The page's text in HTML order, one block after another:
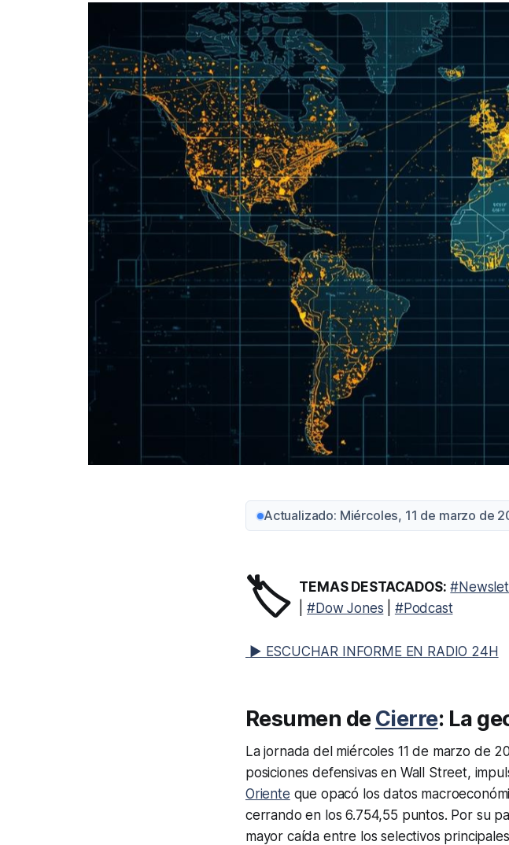
Actualizado: Miércoles, 11 de marzo de
🏷️ TEMAS DESTACADOS:
|#Dow Jones #Podcast
▶ ESCUCHAR INFORME EN RADIO 24H
Resumen deCierre: La
La jornada del miércoles 11 de marzo de
posiciones defensivas en Wall Street,
Oriente que opacó los datos
cerrando en los 6.754,55 puntos. Por su
mayor caída entre los selectivos